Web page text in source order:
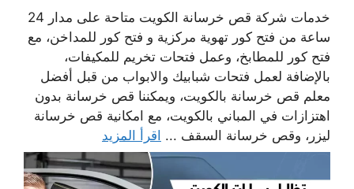
خدمات شركة قص خرسانة الكويت متاحة على مدار 24
ساعة من فتح كور تهوية مركزية و فتح كور للمداخن، مع
فتح كور للمطابخ، وعمل فتحات تخريم للمكيفات،
بالإضافة لعمل فتحات شبابيك والابواب من قبل أفضل
معلم قص خرسانة بالكويت، ويمكننا قص خرسانة بدون
اهتزازات في المباني بالكويت، مع امكانية قص خرسانة
ليزر، وقص خرسانة السقف ... اقرأ المزيد